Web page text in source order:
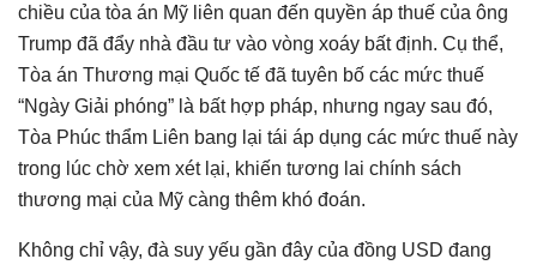
chiều của tòa án Mỹ liên quan đến quyền áp thuế của ông
Trump đã đẩy nhà đầu tư vào vòng xoáy bất định. Cụ thể,
Tòa án Thương mại Quốc tế đã tuyên bố các mức thuế
“Ngày Giải phóng” là bất hợp pháp, nhưng ngay sau đó,
Tòa Phúc thẩm Liên bang lại tái áp dụng các mức thuế này
trong lúc chờ xem xét lại, khiến tương lai chính sách
thương mại của Mỹ càng thêm khó đoán.
Không chỉ vậy, đà suy yếu gần đây của đồng USD đang